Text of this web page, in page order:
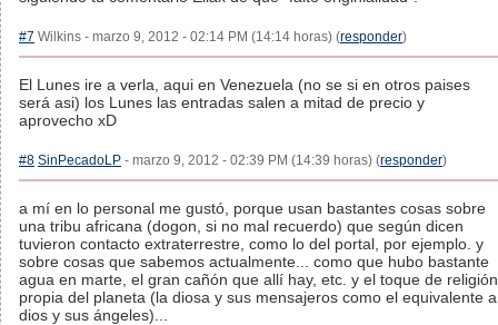
#7 Wilkins - marzo 9, 2012 - 02:14 PM (14:14 horas) (responder)
El Lunes ire a verla, aqui en Venezuela (no se si en otros paises
será asi) los Lunes las entradas salen a mitad de precio y
aprovecho xD
#8 SinPecadoLP - marzo 9, 2012 - 02:39 PM (14:39 horas) (responder)
a mí en lo personal me gustó, porque usan bastantes cosas sobre
una tribu africana (dogon, si no mal recuerdo) que según dicen
tuvieron contacto extraterrestre, como lo del portal, por ejemplo. y
sobre cosas que sabemos actualmente... como que hubo bastante
agua en marte, el gran cañón que allí hay, etc. y el toque de religión
propia del planeta (la diosa y sus mensajeros como el equivalente a
dios y sus ángeles)...